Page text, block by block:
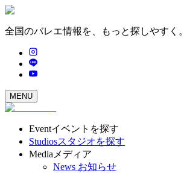
全国のバレエ情報を、もっと探しやすく。
MENU
Eventイベントを探す
Studiosスタジオを探す
Media メディア
News お知らせ